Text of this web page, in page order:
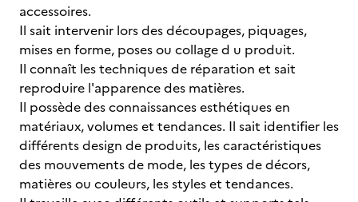
accessoires.
Il sait intervenir lors des découpages, piquages,
mises en forme, poses ou collage d u produit.
Il connaît les techniques de réparation et sait
reproduire l'apparence des matières.
Il possède des connaissances esthétiques en
matériaux, volumes et tendances. Il sait identifier les
différents design de produits, les caractéristiques
des mouvements de mode, les types de décors,
matières ou couleurs, les styles et tendances.